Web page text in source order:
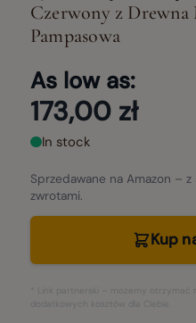
Czerwony z Drewna
Pampasowa
As low as:
173,00 zł
In stock
Sprzedawane na Amazon –
zwrotami.
Kup
* Link partnerski – możemy otrzymać
dodatkowych kosztów dla Ciebie.